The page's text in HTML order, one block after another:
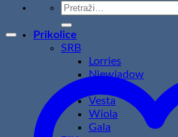
Pretraži:
Prikolice
SRB
Lorries
Niewiadow
Vesta
Wiola
Gala